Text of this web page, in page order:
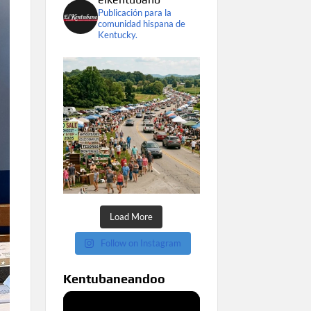
Publicación para la
comunidad hispana de
Kentucky.
Load More
Follow on Instagram
Kentubaneandoo